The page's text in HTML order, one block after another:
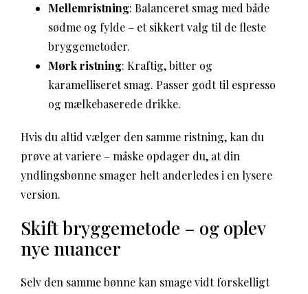
Mellemristning: Balanceret smag med både
sødme og fylde – et sikkert valg til de fleste
bryggemetoder.
Mørk ristning: Kraftig, bitter og
karamelliseret smag. Passer godt til espresso
og mælkebaserede drikke.
Hvis du altid vælger den samme ristning, kan du
prøve at variere – måske opdager du, at din
yndlingsbønne smager helt anderledes i en lysere
version.
Skift bryggemetode – og oplev
nye nuancer
Selv den samme bønne kan smage vidt forskelligt